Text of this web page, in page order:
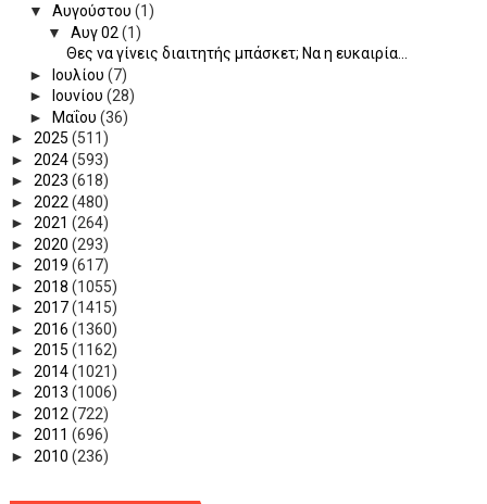
▼ Αυγούστου (1)
▼ Αυγ 02 (1)
Θες να γίνεις διαιτητής μπάσκετ; Να η ευκαιρία...
►
Ιουλίου (7)
►
Ιουνίου (28)
►
Μαΐου (36)
► 2025 (511)
► 2024(593)
► 2023 (618)
► 2022 (480)
► 2021 (264)
► 2020 (293)
► 2019 (617)
► 2018 (1055)
► 2017(1415)
► 2016 (1360)
► 2015 (1162)
► 2014(1021)
► 2013 (1006)
► 2012 (722)
► 2011 (696)
► 2010 (236)